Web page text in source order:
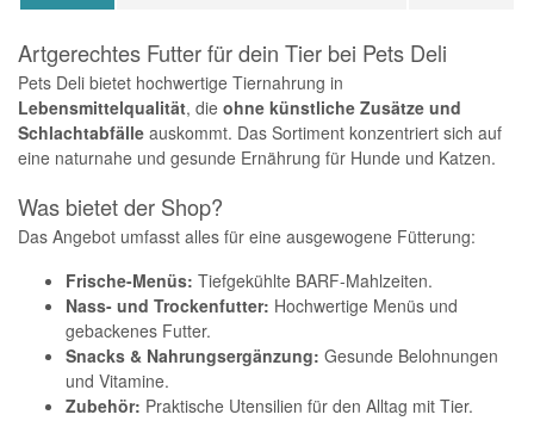
Artgerechtes Futter für dein Tier bei Pets Deli
Pets Deli bietet hochwertige Tiernahrung in
Lebensmittelqualität, die ohne künstliche Zusätze und
Schlachtabfälle auskommt. Das Sortiment konzentriert sich auf
eine naturnahe und gesunde Ernährung für Hunde und Katzen.
Was bietet der Shop?
Das Angebot umfasst alles für eine ausgewogene Fütterung:
Frische-Menüs: Tiefgekühlte BARF-Mahlzeiten.
Nass- und Trockenfutter: Hochwertige Menüs und
gebackenes Futter.
Snacks & Nahrungsergänzung: Gesunde Belohnungen
und Vitamine.
Zubehör: Praktische Utensilien für den Alltag mit Tier.